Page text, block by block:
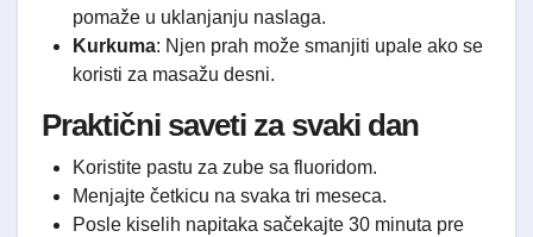
pomaže u uklanjanju naslaga.
Kurkuma: Njen prah može smanjiti upale ako se
koristi za masažu desni.
Praktični saveti za svaki dan
Koristite pastu za zube sa fluoridom.
Menjajte četkicu na svaka tri meseca.
Posle kiselih napitaka sačekajte 30 minuta pre